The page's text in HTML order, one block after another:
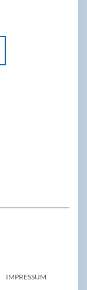
IMPRESSUM